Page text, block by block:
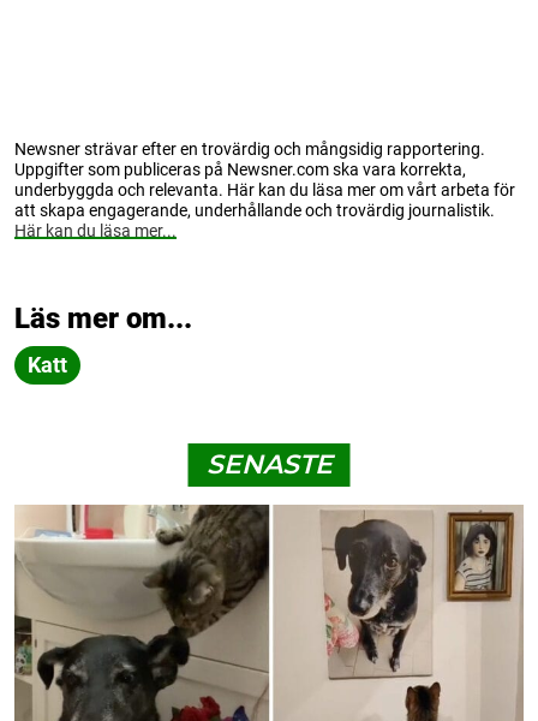
Newsner strävar efter en trovärdig och mångsidig rapportering.
Uppgifter som publiceras på Newsner.com ska vara korrekta,
underbyggda och relevanta. Här kan du läsa mer om vårt arbeta för
att skapa engagerande, underhållande och trovärdig journalistik.
Här kan du läsa mer...
Läs mer om...
Katt
SENASTE